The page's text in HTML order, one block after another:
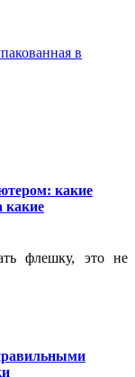
в
какие
какие
флешку, это не